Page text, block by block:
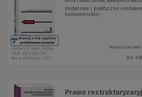
Unikatowe i praktyczne
konsumenckiej.
Najniższa cena
Już od:
Wolters Kluwer Polska
KAM-3325 W02Z01
Rok publikacji: 2022
Prawo